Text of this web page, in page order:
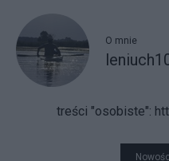
O mnie
treści "osobiste":